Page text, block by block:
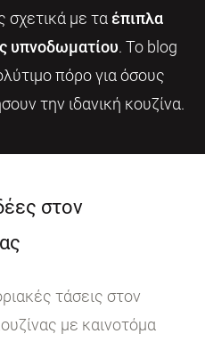
σχετικά με τα έπιπλα
υπνοδωματίου. Το blog
πόρο για όσους
την ιδανική κουζίνα.
στον
τάσεις στον
με καινοτόμα